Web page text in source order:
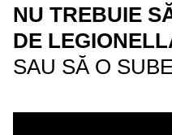
NU TREBUIE
DE
SAU SĂ O